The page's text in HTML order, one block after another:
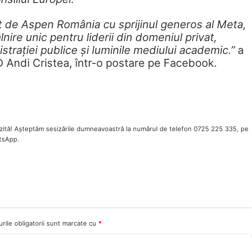
Aspen România cu sprijinul generos al Meta,
unic pentru liderii din domeniul privat,
publice și luminile mediului academic.”a
Andi Cristea, într-o postare pe Facebook.
Așteptăm sesizările dumneavoastră la numărul de telefon 0725 225 335, pe
obligatorii sunt marcate cu *